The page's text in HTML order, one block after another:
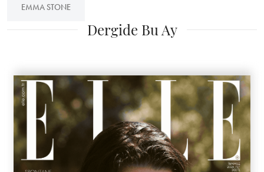
EMMA STONE
Dergide Bu Ay